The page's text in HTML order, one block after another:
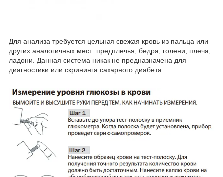
Для анализа требуется цельная свежая кровь из пальца или
других аналогичных мест: предплечья, бедра, голени, плеча,
ладони. Данная система никак не предназначена для
диагностики или скрининга сахарного диабета.